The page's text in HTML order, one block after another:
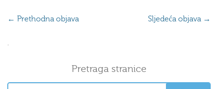
← Prethodna objava Sljedeća objava →
.
Pretraga stranice